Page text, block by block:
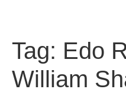
Tag: Edo
William